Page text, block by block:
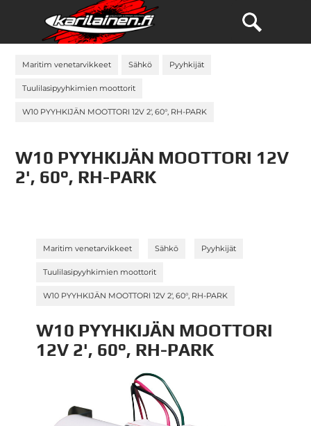
Maritim venetarvikkeet Sähkö Pyyhkijät
Tuulilasipyyhkimien moottorit
W10 PYYHKIJÄN MOOTTORI 12V 2', 60°, RH-PARK
W10 PYYHKIJÄN MOOTTORI 12V
2', 60°, RH-PARK
Maritim venetarvikkeet Sähkö Pyyhkijät
Tuulilasipyyhkimien moottorit
W10 PYYHKIJÄN MOOTTORI 12V 2', 60°, RH-PARK
W10 PYYHKIJÄN MOOTTORI
12V 2', 60°, RH-PARK